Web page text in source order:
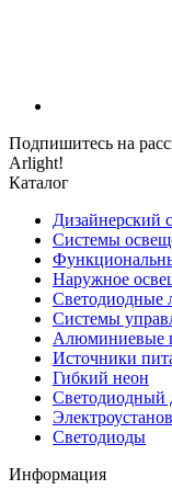
Подпишитесь на
Arlight!
Каталог
Дизайнерский
Системы
Наружное
Светодиодные
Системы
Алюминиевые
Источники
Гибкий неон
Светодиодный
Светодиоды
Информация